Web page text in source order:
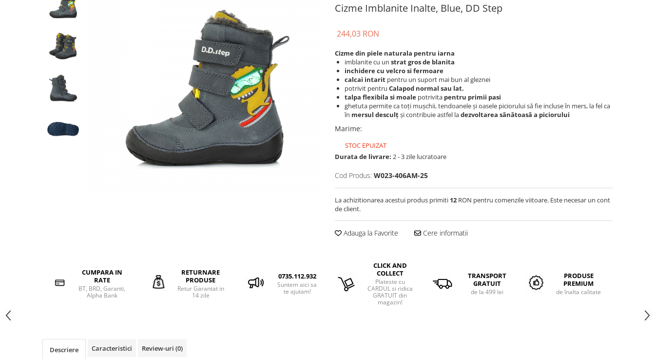
Cizme Imblanite Inalte, Blue, DD Step
244,03 RON
Cizme din piele naturala pentru iarna
imblanite cu un strat gros de blanita
inchidere cu velcro si fermoare
calcai intarit pentru un suport mai bun al gleznei
potrivit pentru Calapod normal sau lat.
talpa flexibila si moale potrivita pentru primii pasi
ghetuta permite ca toți mușchii, tendoanele și oasele piciorului să fie incluse în mers, la fel ca
în mersul desculțși contribuie astfel ladezvoltarea sănătoasă a piciorului
Marime:
STOC EPUIZAT
Durata de livrare: 2 - 3 zile lucratoare
Cod Produs: W023-406AM-25
La achizitionarea acestui produs primiti 12 RON pentru comenzile viitoare. Este necesar un cont
de client.
Adauga la Favorite Cere informatii
CUMPARA IN
RATE
BT, BRD, Garanti,
Alpha Bank
RETURNARE
PRODUSE
Retur Garantat in
14 zile
0735.112.932
Suntem aici sa
te ajutam!
CLICK AND
COLLECT
Plateste cu
CARDUL si ridica
GRATUIT din
magazin!
TRANSPORT
GRATUIT
de la 499 lei
PRODUSE
PREMIUM
de înalta calitate
Descriere Caracteristici Review-uri (0)